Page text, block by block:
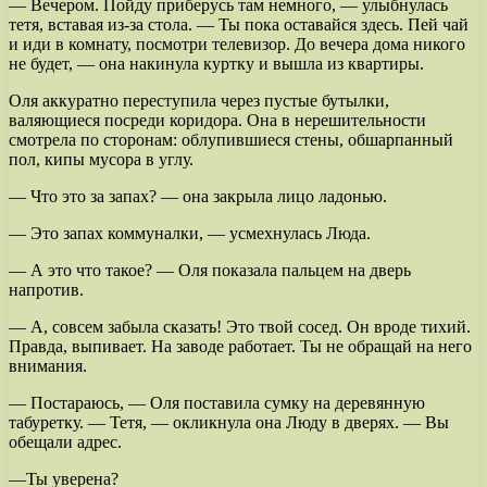
— Вечером. Пойду приберусь там немного, — улыбнулась
тетя, вставая из-за стола. — Ты пока оставайся здесь. Пей чай
и иди в комнату, посмотри телевизор. До вечера дома никого
не будет, — она накинула куртку и вышла из квартиры.
Оля аккуратно переступила через пустые бутылки,
валяющиеся посреди коридора. Она в нерешительности
смотрела по сторонам: облупившиеся стены, обшарпанный
пол, кипы мусора в углу.
— Что это за запах? — она закрыла лицо ладонью.
— Это запах коммуналки, — усмехнулась Люда.
— А это что такое? — Оля показала пальцем на дверь
напротив.
— А, совсем забыла сказать! Это твой сосед. Он вроде тихий.
Правда, выпивает. На заводе работает. Ты не обращай на него
внимания.
— Постараюсь, — Оля поставила сумку на деревянную
табуретку. — Тетя, — окликнула она Люду в дверях. — Вы
обещали адрес.
—Ты уверена?